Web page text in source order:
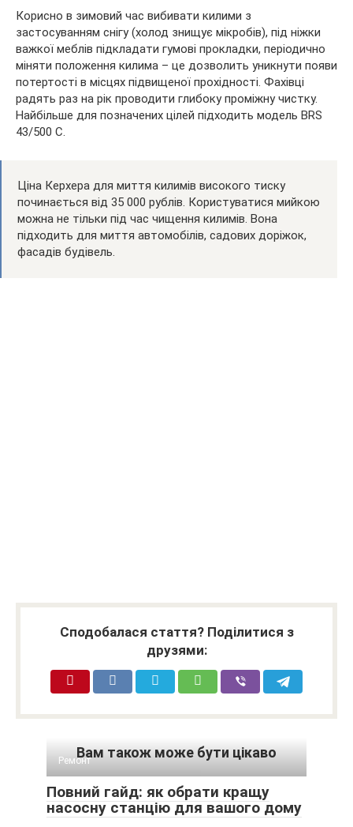
Корисно в зимовий час вибивати килими з
застосуванням снігу (холод знищує мікробів), під ніжки
важкої меблів підкладати гумові прокладки, періодично
міняти положення килима – це дозволить уникнути появи
потертості в місцях підвищеної прохідності. Фахівці
радять раз на рік проводити глибоку проміжну чистку.
Найбільше для позначених цілей підходить модель BRS
43/500 С.
Ціна Керхера для миття килимів високого тиску
починається від 35 000 рублів. Користуватися мийкою
можна не тільки під час чищення килимів. Вона
підходить для миття автомобілів, садових доріжок,
фасадів будівель.
Сподобалася стаття? Поділитися з
друзями:
Вам також може бути цікаво
Ремонт
Повний гайд: як обрати кращу
насосну станцію для вашого дому